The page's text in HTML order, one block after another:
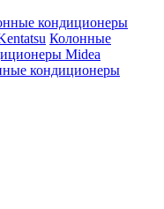
кондиционеры
Колонные
Midea
кондиционеры